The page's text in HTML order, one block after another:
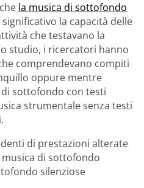
la musica di sottofondo
la capacità delle
che testavano la
studio, i ricercatori hanno
comprendevano compiti
oppure mentre
sottofondo con testi
strumentale senza testi
di prestazioni alterate
di sottofondo
silenziose